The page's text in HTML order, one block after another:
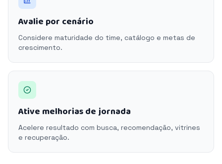
Avalie por cenário
Considere maturidade do time, catálogo e metas de
crescimento.
Ative melhorias de jornada
Acelere resultado com busca, recomendação, vitrines
e recuperação.